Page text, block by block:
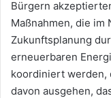
Bürgern
Maßnahmen, die im
Zukunftsplanung
erneuerbaren
koordiniert werden,
davon ausgehen,